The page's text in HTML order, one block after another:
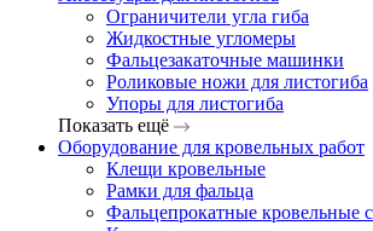
Ограничители угла гиба
Жидкостные угломеры
Фальцезакаточные машинки
Роликовые ножи для листогиба
Упоры для листогиба
Показать ещё
Оборудование для кровельных работ
Клещи кровельные
Рамки для фальца
Фальцепрокатные кровельные